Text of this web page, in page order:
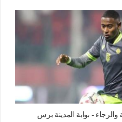
والرجاء - بوابة المدينة برس